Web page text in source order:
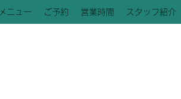
メニュー ご予約 営業時間 スタッフ紹介